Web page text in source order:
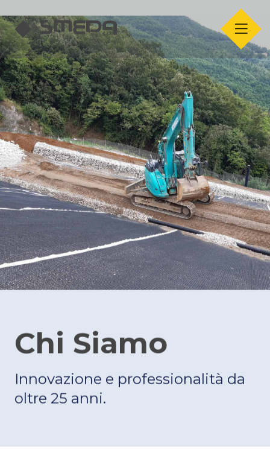
Chi Siamo
Innovazione e professionalità da
oltre 25 anni.